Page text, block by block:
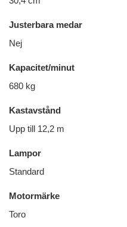
Justerbara medar
Nej
Kapacitet/minut
680 kg
Kastavstånd
Upp till 12,2 m
Lampor
Standard
Motormärke
Toro